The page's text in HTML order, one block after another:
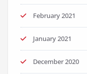
February 2021
January 2021
December 2020